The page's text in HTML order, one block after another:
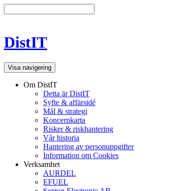
DistIT
Visa navigering
Om DistIT
Detta är DistIT
Syfte & affärsidé
Mål & strategi
Koncernkarta
Risker & riskhantering
Vår historia
Hantering av personuppgifter
Information om Cookies
Verksamhet
AURDEL
EFUEL